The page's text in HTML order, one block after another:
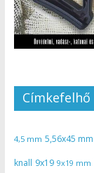
Címkefelhő
4,5 mm 5,56x45 mm
knall 9x19 9x19 mm